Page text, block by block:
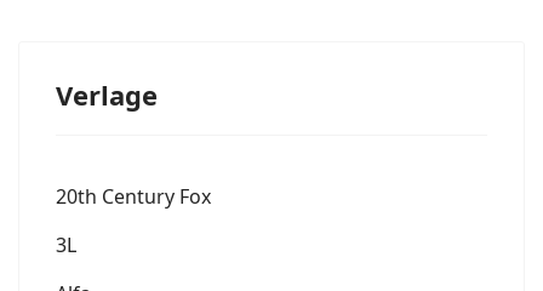
Verlage
20th Century Fox
3L